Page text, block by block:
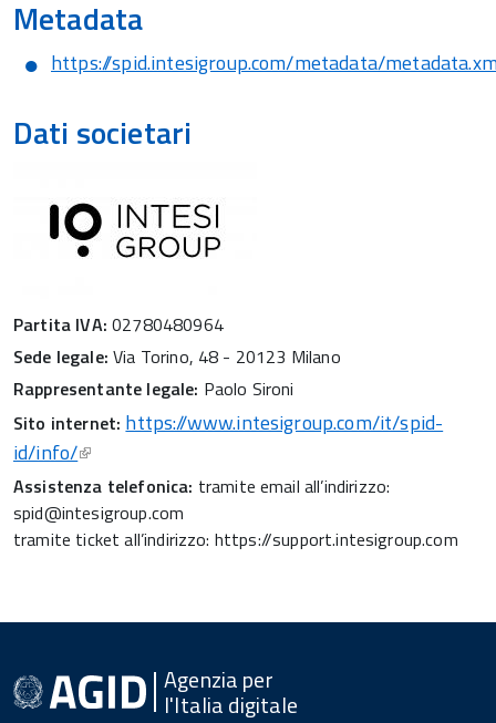
Metadata
https://spid.intesigroup.com/metadata/
Dati societari
Partita IVA: 02780480964
Sede legale: Via Torino, 48 - 20123 Milano
Rappresentante legale: Paolo Sironi
Sito internet: https://www.intesigroup.com/it/spid-
id/info/
Assistenza telefonica: tramite email all’indirizzo:
spid@intesigroup.com
tramite ticket all’indirizzo: https://support.intesigroup.com
Agenzia per
l'Italia digitale